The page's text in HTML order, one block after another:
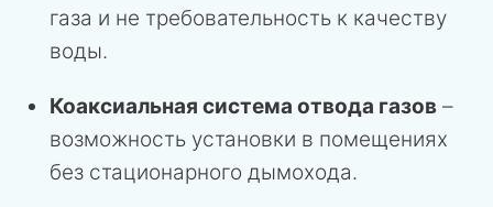
газа и не требовательность к качеству
воды.
Коаксиальная система отвода газов –
возможность установки в помещениях
без стационарного дымохода.